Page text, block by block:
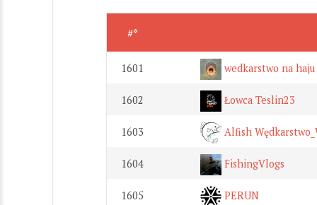
#*
1601 wedkarstwo na haju
1602 Łowca Teslin23
1603 Alfish
1604 FishingVlogs
1605 PERUN